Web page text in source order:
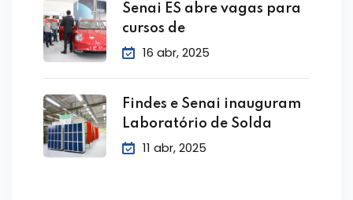
Senai ES abre vagas para
cursos de
16 abr, 2025
Findes e Senai inauguram
Laboratório de Solda
11 abr, 2025